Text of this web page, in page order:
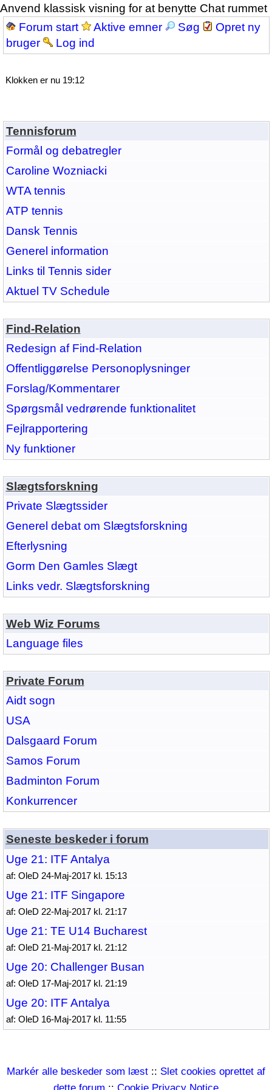
Anvend klassisk visning for at benytte Chat rummet
Forum start Aktive emner Søg
Opret ny
bruger
Log ind
Klokken er nu 19:12
Tennisforum
Formål og debatregler
Caroline Wozniacki
WTA tennis
ATP tennis
Dansk Tennis
Generel information
Links til Tennis sider
Aktuel TV Schedule
Find-Relation
Redesign af Find-Relation
Offentliggørelse Personoplysninger
Forslag/Kommentarer
Spørgsmål vedrørende funktionalitet
Fejlrapportering
Ny funktioner
Slægtsforskning
Private Slægtssider
Generel debat om Slægtsforskning
Efterlysning
Gorm Den Gamles Slægt
Links vedr. Slægtsforskning
Web Wiz Forums
Language files
Private Forum
Aidt sogn
USA
Dalsgaard Forum
Samos Forum
Badminton Forum
Konkurrencer
Seneste beskeder i forum
Uge 21: ITF Antalya
af: OleD 24-Maj-2017 kl. 15:13
Uge 21: ITF Singapore
af: OleD 22-Maj-2017 kl. 21:17
Uge 21: TE U14 Bucharest
af: OleD 21-Maj-2017 kl. 21:12
Uge 20: Challenger Busan
af: OleD 17-Maj-2017 kl. 21:19
Uge 20: ITF Antalya
af: OleD 16-Maj-2017 kl. 11:55
Markér alle beskeder som læst :: Slet cookies oprettet af